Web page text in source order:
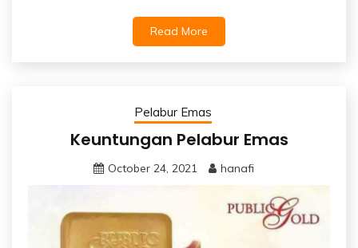
Read More
Pelabur Emas
Keuntungan Pelabur Emas
October 24, 2021 hanafi